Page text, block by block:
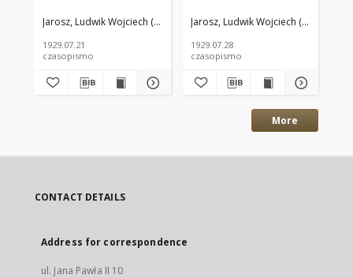
Archidiec. Poznańskiej
1929.07.21 R.3 Nr29
Jarosz, Ludwik Wojciech (1888-1935) red. Płotka, Leon (1889-1954)
1929.07.21
czasopismo
Archidiec. Poznańskiej
1929.07.28 R.3 Nr30
Jarosz, Ludwik Wojciech (1888-
1929.07.28
czasopismo
More
CONTACT DETAILS
Address for correspondence
ul. Jana Pawła II 10